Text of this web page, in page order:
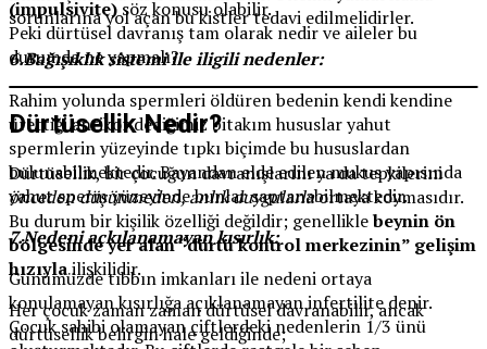
sorunlarına yol açan bu kistler tedavi edilmelidirler.
6.Bağışıklık sistemi ile iligili nedenler:
Rahim yolunda spermleri öldüren bedenin kendi kendine
ürettiği antikor dediğimiz bitakım hususlar yahut
spermlerin yüzeyinde tıpkı biçimde bu hususlardan
bulunabilmektedir. Bayandan elde edilen mukus yapısında
yahut sperm yüzeyinde bunlar saptanabilmektedir.
7.Nedeni açkılanamayan kısırlık:
Günümüzde tıbbın imkanları ile nedeni ortaya
konulamayan kısırlığa açıklanamayan infertilite denir.
Çocuk sahibi olamayan çiftlerdeki nedenlerin 1/3 ünü
(impulsivite)söz konusu olabilir.
Peki dürtüsel davranış tam olarak nedir ve aileler bu
durumda ne yapmalı?
Dürtüsellik Nedir?
Dürtüsellik, bir çocuğun davranışlarını ya da tepkilerini
önceden düşünmeden, anlık duygularlaortaya koymasıdır.
Bu durum bir kişilik özelliği değildir; genelliklebeynin ön
bölgesinde yer alan “dürtü kontrol merkezinin” gelişim
hızıylailişkilidir.
Her çocuk zaman zaman dürtüsel davranabilir, ancak
dürtüsellik belirgin hale geldiğinde;